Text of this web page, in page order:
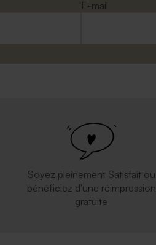
Enveloppe mariage carrée eucalyptus
E-mail
Soyez pleinement Satisfait ou
bénéficiez d'une réimpression
gratuite